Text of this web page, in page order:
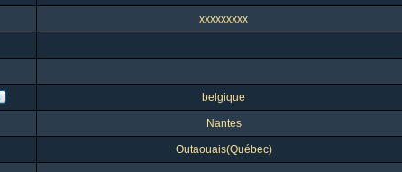
xxxxxxxxx
belgique
Nantes
Outaouais(Québec)